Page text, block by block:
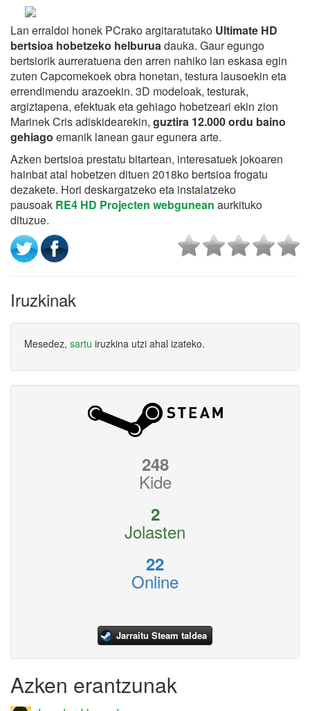
Lan erraldoi honek PCrako argitaratutako Ultimate HD
bertsioa hobetzeko helburuadauka. Gaur egungo
bertsiorik aurreratuena den arren nahiko lan eskasa egin
zuten Capcomekoek obra honetan, testura lausoekin eta
errendimendu arazoekin. 3D modeloak, testurak,
argiztapena, efektuak eta gehiago hobetzeari ekin zion
Marinek Cris adiskidearekin, guztira 12.000 ordu baino
gehiago emanik lanean gaur egunera arte.
Azken bertsioa prestatu bitartean, interesatuek jokoaren
hainbat atal hobetzen dituen 2018ko bertsioa frogatu
dezakete. Hori deskargatzeko eta instalatzeko
pausoak RE4 HD Projecten webgunean aurkituko
dituzue.
Iruzkinak
Mesedez, sartu iruzkina utzi ahal izateko.
248
Kide
2
Jolasten
22
Online
Jarraitu Steam taldea
Azken erantzunak